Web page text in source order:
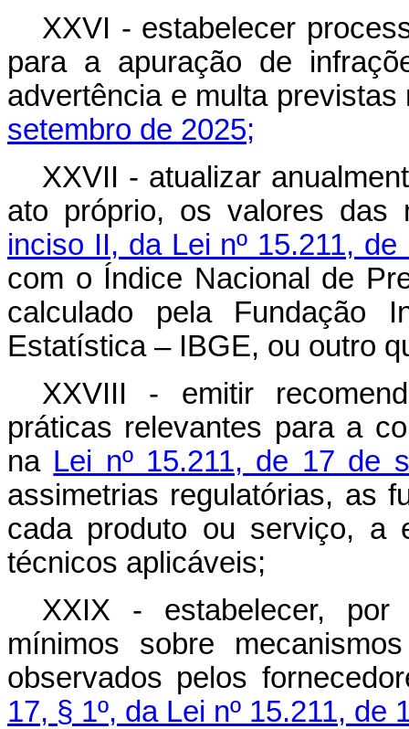
XXVI - estabelecer
para a apuração de
advertência e multa
setembro de 2025;
XXVII - atualizar
ato próprio, os valores
inciso II, da Lei nº 15.211,
com o Índice Nacional de
calculado pela Fundação
Estatística – IBGE, ou outro
XXVIII - emitir
práticas relevantes para a
na Lei nº 15.211, de 17 de
assimetrias regulatórias, as
cada produto ou serviço, a
técnicos aplicáveis;
XXIX - estabelecer,
mínimos sobre
observados pelos
17, § 1º, da Lei nº 15.211, de